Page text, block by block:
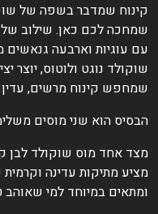
קינוח שמדבר בשפה של
שמחכה לכם כאן. שילוב של
עם עוגיות וארבעה גנאשים
שוקולד נוגט ולוטוס, יוצר
שמחפש קינוח מרשים, עדין
הבסיס הוא שני מוסים
מצד אחד מוס שוקולד לבן
מציע מתיקות עדינה וקרמית
ומתאים במיוחד למי שאוהב